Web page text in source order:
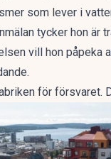
som lever i
tycker hon är
vill hon påpeka
för försvaret.